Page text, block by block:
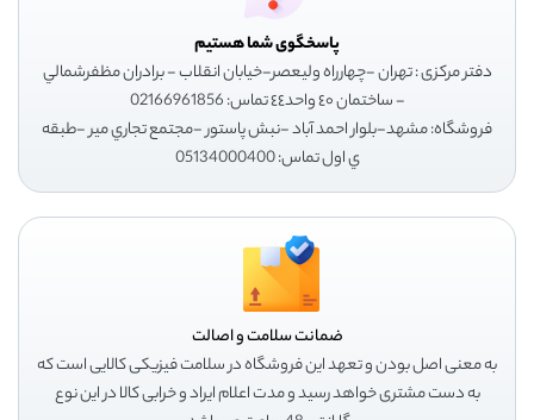
پاسخگوی شما هستیم
دفتر مرکزی : تهران -چهارراه وليعصر-خيابان انقلاب - برادران مظفرشمالي
- ساختمان ٤٠ واحد٤٤ تماس: 02166961856
فروشگاه: مشهد-بلوار احمد آباد -نبش پاستور -مجتمع تجاري مير -طبقه
ي اول تماس: 05134000400
ضمانت سلامت و اصالت
به معنی اصل بودن و تعهد این فروشگاه در سلامت فیزیکی کالایی است که
به دست مشتری خواهد رسید و مدت اعلام ایراد و خرابی کالا در این نوع